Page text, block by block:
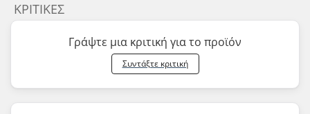
ΚΡΙΤΙΚΈΣ
Γράψτε μια κριτική για το προϊόν
Συντάξτε κριτική